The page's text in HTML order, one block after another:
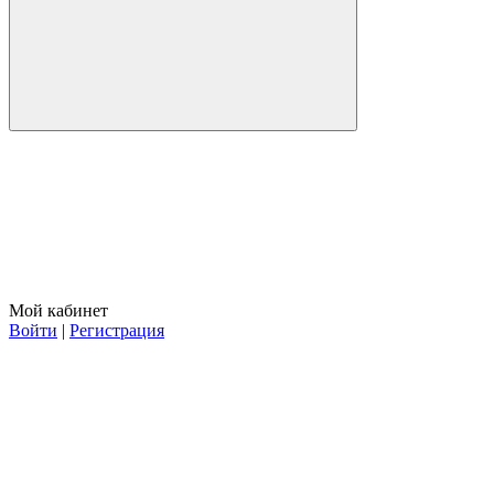
Мой кабинет
Войти | Регистрация